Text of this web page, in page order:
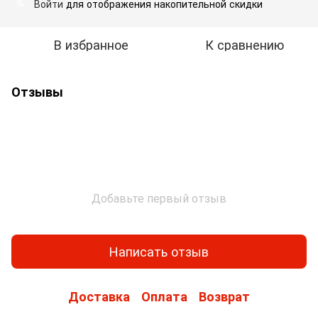
Войти для отображения накопительной скидки
В избранное К сравнению
Отзывы
Добавьте первый отзыв
Написать отзыв
Доставка Оплата Возврат